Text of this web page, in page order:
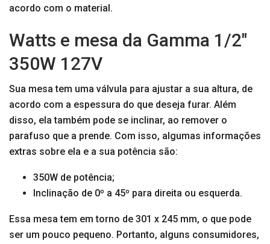
acordo com o material.
Watts e mesa da Gamma 1/2″
350W 127V
Sua mesa tem uma válvula para ajustar a sua altura, de
acordo com a espessura do que deseja furar. Além
disso, ela também pode se inclinar, ao remover o
parafuso que a prende. Com isso, algumas informações
extras sobre ela e a sua potência são:
350W de potência;
Inclinação de 0º a 45º para direita ou esquerda.
Essa mesa tem em torno de 301 x 245 mm, o que pode
ser um pouco pequeno. Portanto, alguns consumidores,